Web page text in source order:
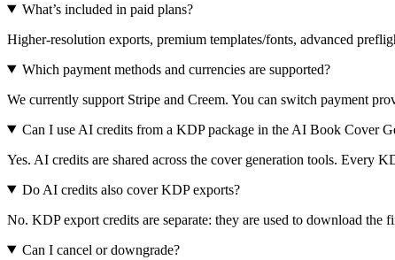
What’s included in paid plans?
Higher-resolution exports, premium templates/fonts, advanced
Which payment methods and currencies are supported?
We currently support Stripe and Creem. You can switch payment
Can I use AI credits from a KDP package in the AI Book Cover
Yes. AI credits are shared across the cover generation tools. Every
Do AI credits also cover KDP exports?
No. KDP export credits are separate: they are used to download
Can I cancel or downgrade?